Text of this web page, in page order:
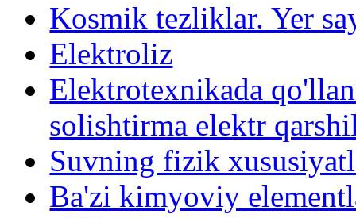
Kosmik tezliklar. Yer
Elektroliz
Elektrotexnikada
solishtirma elektr
Suvning fizik
Ba'zi kimyoviy